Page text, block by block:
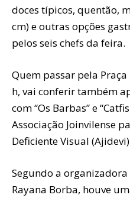
doces típicos, quentão,
cm) e outras opções
pelos seis chefs da feira.
Quem passar pela
h, vai conferir também
com “Os Barbas” e
Associação Joinvilense
Deficiente Visual
Segundo a
Rayana Borba, houve